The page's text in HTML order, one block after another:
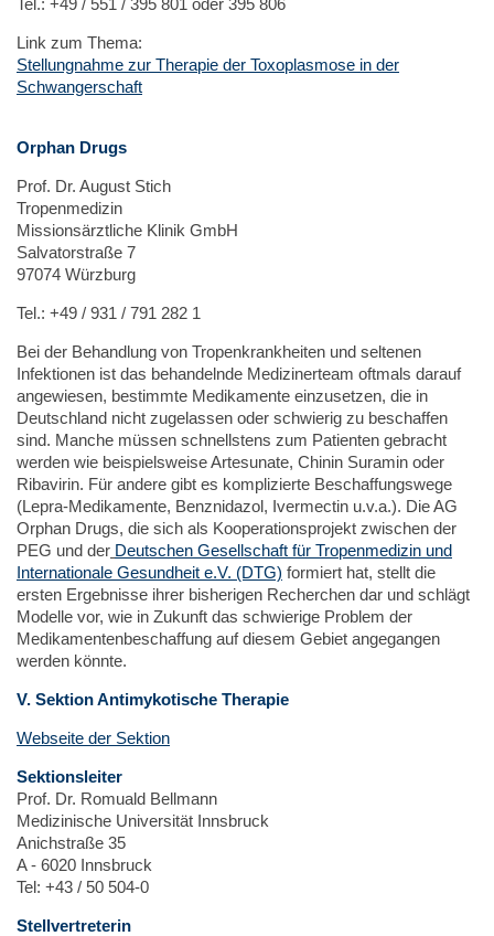
Tel.: +49 / 551 / 395 801 oder 395 806
Link zum Thema:
Stellungnahme zur Therapie der Toxoplasmose in der
Schwangerschaft
Orphan Drugs
Prof. Dr. August Stich
Tropenmedizin
Missionsärztliche Klinik GmbH
Salvatorstraße 7
97074 Würzburg
Tel.: +49 / 931 / 791 282 1
Bei der Behandlung von Tropenkrankheiten und seltenen
Infektionen ist das behandelnde Medizinerteam oftmals darauf
angewiesen, bestimmte Medikamente einzusetzen, die in
Deutschland nicht zugelassen oder schwierig zu beschaffen
sind. Manche müssen schnellstens zum Patienten gebracht
werden wie beispielsweise Artesunate, Chinin Suramin oder
Ribavirin. Für andere gibt es komplizierte Beschaffungswege
(Lepra-Medikamente, Benznidazol, Ivermectin u.v.a.). Die AG
Orphan Drugs, die sich als Kooperationsprojekt zwischen der
PEG und der Deutschen Gesellschaft für Tropenmedizin und
Internationale Gesundheit e.V. (DTG) formiert hat, stellt die
ersten Ergebnisse ihrer bisherigen Recherchen dar und schlägt
Modelle vor, wie in Zukunft das schwierige Problem der
Medikamentenbeschaffung auf diesem Gebiet angegangen
werden könnte.
V. Sektion Antimykotische Therapie
Webseite der Sektion
Sektionsleiter
Prof. Dr. Romuald Bellmann
Medizinische Universität Innsbruck
Anichstraße 35
A - 6020 Innsbruck
Tel: +43 / 50 504-0
Stellvertreterin